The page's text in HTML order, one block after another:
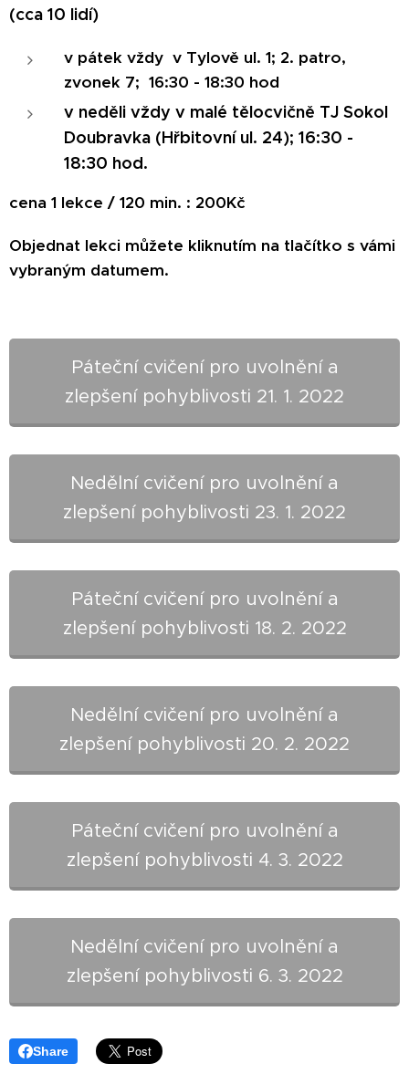
(cca 10 lidí)
v pátek vždy v Tylově ul. 1; 2. patro,
zvonek 7; 16:30 - 18:30 hod
v neděli vždy v malé tělocvičně TJ Sokol
Doubravka (Hřbitovní ul. 24); 16:30 -
18:30 hod.
cena 1 lekce / 120 min. : 200Kč
Objednat lekci můžete kliknutím na tlačítko s vámi
vybraným datumem.
Páteční cvičení pro uvolnění a
zlepšení pohyblivosti 21. 1. 2022
Nedělní cvičení pro uvolnění a
zlepšení pohyblivosti 23. 1. 2022
Páteční cvičení pro uvolnění a
zlepšení pohyblivosti 18. 2. 2022
Nedělní cvičení pro uvolnění a
zlepšení pohyblivosti 20. 2. 2022
Páteční cvičení pro uvolnění a
zlepšení pohyblivosti 4. 3. 2022
Nedělní cvičení pro uvolnění a
zlepšení pohyblivosti 6. 3. 2022
Share